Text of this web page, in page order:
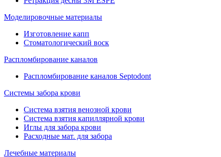
Моделировочные материалы
Изготовление капп
Стоматологический воск
Распломбирование каналов
Распломбирование каналов Septodont
Системы забора крови
Система взятия венозной крови
Система взятия капиллярной крови
Иглы для забора крови
Расходные мат. для забора
Лечебные материалы